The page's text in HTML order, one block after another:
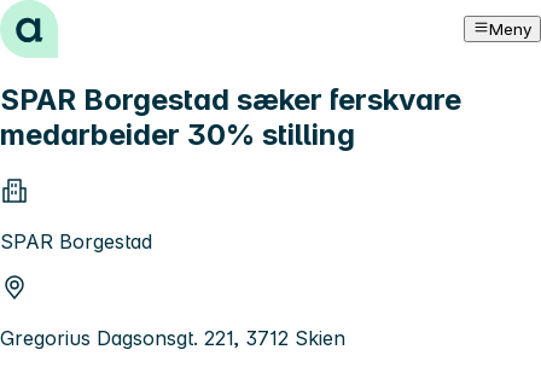
Hopp til innhold Meny
SPAR Borgestad sæker ferskvare
medarbeider 30% stilling
SPAR Borgestad
Gregorius Dagsonsgt. 221, 3712 Skien